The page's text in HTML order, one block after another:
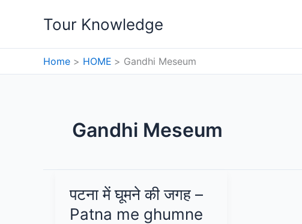
Tour Knowledge
Home HOME Gandhi Meseum
Gandhi Meseum
पटना में घूमने की जगह –
Patna me ghumne